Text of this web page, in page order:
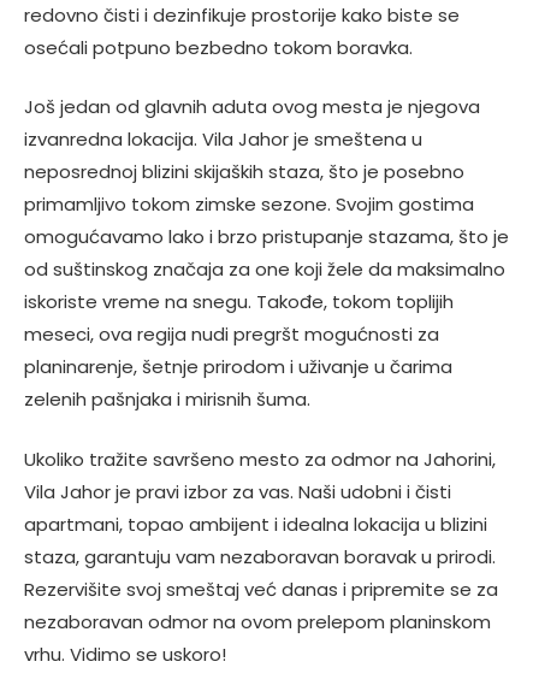
redovno čisti i dezinfikuje prostorije kako biste se
osećali potpuno bezbedno tokom boravka.
Još jedan od glavnih aduta ovog mesta je njegova
izvanredna lokacija. Vila Jahor je smeštena u
neposrednoj blizini skijaških staza, što je posebno
primamljivo tokom zimske sezone. Svojim gostima
omogućavamo lako i brzo pristupanje stazama, što je
od suštinskog značaja za one koji žele da maksimalno
iskoriste vreme na snegu. Takođe, tokom toplijih
meseci, ova regija nudi pregršt mogućnosti za
planinarenje, šetnje prirodom i uživanje u čarima
zelenih pašnjaka i mirisnih šuma.
Ukoliko tražite savršeno mesto za odmor na Jahorini,
Vila Jahor je pravi izbor za vas. Naši udobni i čisti
apartmani, topao ambijent i idealna lokacija u blizini
staza, garantuju vam nezaboravan boravak u prirodi.
Rezervišite svoj smeštaj već danas i pripremite se za
nezaboravan odmor na ovom prelepom planinskom
vrhu. Vidimo se uskoro!